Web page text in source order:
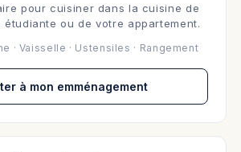
pour cuisiner dans la cuisine de
ou de votre appartement.
· Vaisselle · Ustensiles · Rangement
à mon emménagement